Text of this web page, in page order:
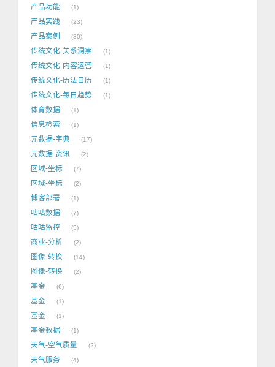
产品功能 1
产品实践 23
产品案例 30
传统文化-关系洞察 1
传统文化-内容运营 1
传统文化-历法日历 1
传统文化-每日趋势 1
体育数据 1
信息检索 1
元数据-字典 17
元数据-资讯 2
区域-坐标 7
区域-坐标 2
博客部署 1
咕咕数据 7
咕咕监控 5
商业-分析 2
图像-转换 14
图像-转换 2
基金 6
基金 1
基金 1
基金数据 1
天气-空气质量 2
天气服务 4